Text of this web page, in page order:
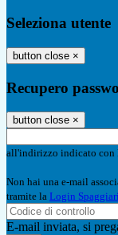
Seleziona utente
button close ×
Recupero
button close ×
all'indirizzo indicato con
Non hai una e-mail
tramite la Login Spaggiari
E-mail inviata, si